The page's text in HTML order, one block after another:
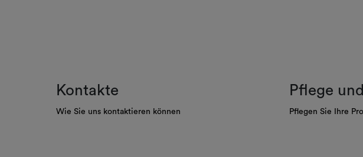
Kontakte
Wie Sie uns kontaktieren können
Pflege
Pflegen Sie Ihre